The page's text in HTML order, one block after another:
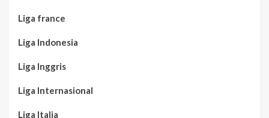
Liga france
Liga Indonesia
Liga Inggris
Liga Internasional
Liga Italia